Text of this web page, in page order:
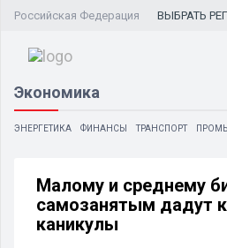
Российская Федерация ВЫБРАТЬ
Экономика
ЭНЕРГЕТИКА ФИНАНСЫ ТРАНСПОРТ
Малому и среднему
самозанятым дадут
каникулы